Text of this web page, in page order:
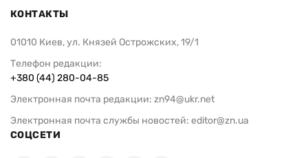
КОНТАКТЫ
01010 Киев, ул. Князей Острожских, 19/1
Телефон редакции:
+380 (44) 280-04-85
Электронная почта редакции: zn94@ukr.net
Электронная почта службы новостей: editor@zn.ua
СОЦСЕТИ